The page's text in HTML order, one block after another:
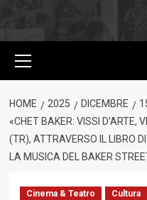
principale
HOME 2025 DICEMBRE
«CHET BAKER: VISSI D’ARTE,
(TR), ATTRAVERSO IL LIBRO
LA MUSICA DEL BAKER
Cinema & Teatro Cultura